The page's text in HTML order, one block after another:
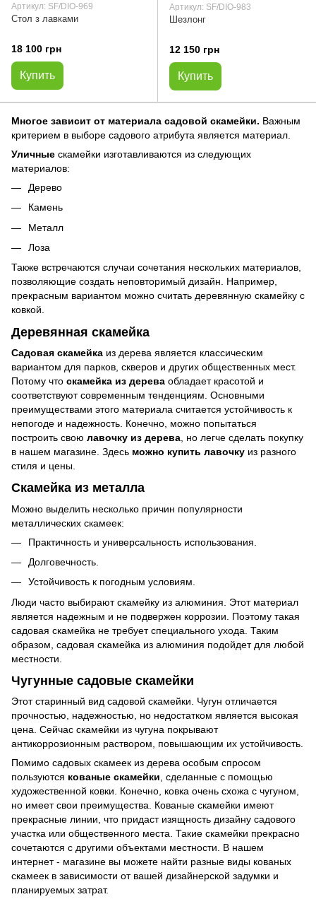
Артикул: SF/DIO-969
Стол з лавками
18 100 грн
Купить
Артикул: SF/DIO-983
Шезлонг
12 150 грн
Купить
Многое зависит от материала садовой скамейки. Важным
критерием в выборе садового атрибута является материал.
Уличные скамейки изготавливаются из следующих
материалов:
Дерево
Камень
Металл
Лоза
Также встречаются случаи сочетания нескольких материалов,
позволяющие создать неповторимый дизайн. Например,
прекрасным вариантом можно считать деревянную скамейку с
ковкой.
Деревянная скамейка
Садовая скамейка из дерева является классическим
вариантом для парков, скверов и других общественных мест.
Потому что скамейка из дерева обладает красотой и
соответствуют современным тенденциям. Основными
преимуществами этого материала считается устойчивость к
непогоде и надежность. Конечно, можно попытаться
построить свою лавочку из дерева , но легче сделать покупку
в нашем магазине. Здесь можно купить лавочку из разного
стиля и цены.
Скамейка из металла
Можно выделить несколько причин популярности
металлических скамеек:
Практичность и универсальность использования.
Долговечность.
Устойчивость к погодным условиям.
Люди часто выбирают скамейку из алюминия. Этот материал
является надежным и не подвержен коррозии. Поэтому такая
садовая скамейка не требует специального ухода. Таким
образом, садовая скамейка из алюминия подойдет для любой
местности.
Чугунные садовые скамейки
Этот старинный вид садовой скамейки. Чугун отличается
прочностью, надежностью, но недостатком является высокая
цена. Сейчас скамейки из чугуна покрывают
антикоррозионным раствором, повышающим их устойчивость.
Помимо садовых скамеек из дерева особым спросом
пользуются кованые скамейки, сделанные с помощью
художественной ковки. Конечно, ковка очень схожа с чугуном,
но имеет свои преимущества. Кованые скамейки имеют
прекрасные линии, что придаст изящность дизайну садового
участка или общественного места. Такие скамейки прекрасно
сочетаются с другими объектами местности. В нашем
интернет - магазине вы можете найти разные виды кованых
скамеек в зависимости от вашей дизайнерской задумки и
планируемых затрат.